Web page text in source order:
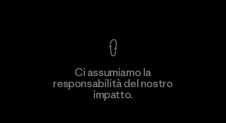
Scopri di più
Ci assumiamo la
responsabilità del nostro
impatto.